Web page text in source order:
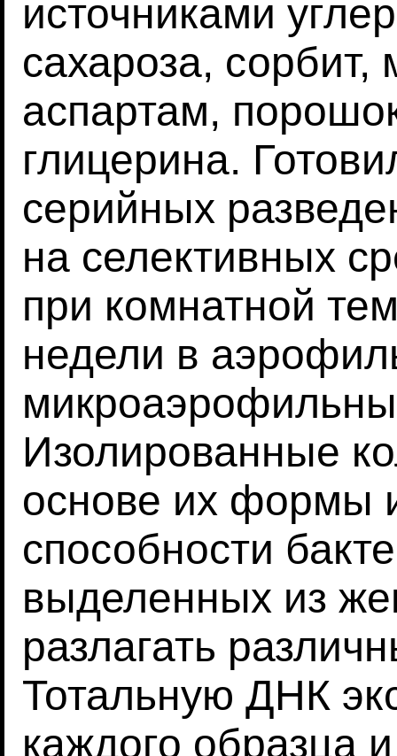
источниками
сахароза, сорбит,
аспартам,
глицерина.
серийных
на селективных
при комнатной
недели в
Изолированные
основе их формы
способности
выделенных из
разлагать
Тотальную ДНК
каждого образца